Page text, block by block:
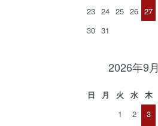
23 24 25 26 27
30 31
2026年9月
日 月 火 水 木
1
2 3